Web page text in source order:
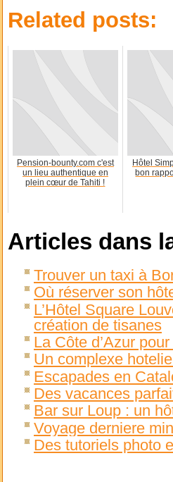
Related posts:
Pension-bounty.com c'est
un lieu authentique en
plein cœur de Tahiti !
Hôtel
bon
Articles dans
Trouver un taxi à
Où réserver son
L’Hôtel Square
création de tisanes
La Côte d’Azur
Un complexe
Escapades en
Des vacances
Bar sur Loup : un
Voyage derniere
Des tutoriels photo